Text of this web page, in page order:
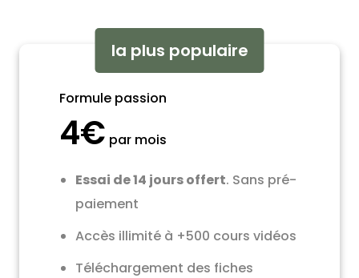
la plus populaire
Formule passion
4€ par mois
Essai de 14 jours offert. Sans pré-
paiement
Accès illimité à +500 cours vidéos
Téléchargement des fiches